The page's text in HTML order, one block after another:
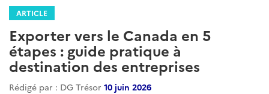
ARTICLE
Exporter vers le Canada en 5
étapes : guide pratique à
destination des entreprises
Rédigé par : DG Trésor 10 juin 2026